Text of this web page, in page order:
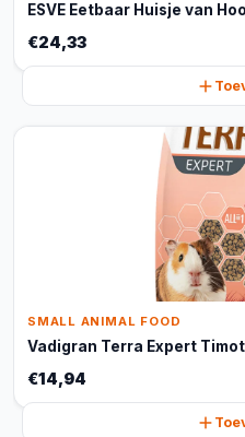
ESVE Eetbaar Huisje van
€24,33
SMALL ANIMAL FOOD
Vadigran Terra Expert
€14,94